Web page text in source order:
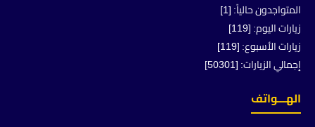
المتواجدون حالياً: [1]
زيارات اليوم: [119]
زيارات الأسبوع: [119]
إجمالي الزيارات: [50301]
الهـــواتف